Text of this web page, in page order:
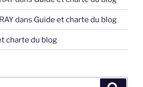
dans Guide et charte du blog
charte du blog